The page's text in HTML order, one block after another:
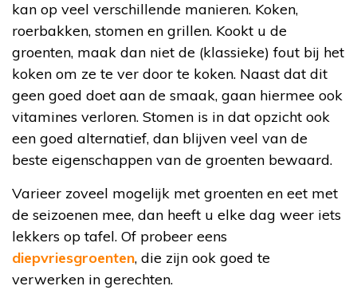
kan op veel verschillende manieren. Koken,
roerbakken, stomen en grillen. Kookt u de
groenten, maak dan niet de (klassieke) fout bij het
koken om ze te ver door te koken. Naast dat dit
geen goed doet aan de smaak, gaan hiermee ook
vitamines verloren. Stomen is in dat opzicht ook
een goed alternatief, dan blijven veel van de
beste eigenschappen van de groenten bewaard.
Varieer zoveel mogelijk met groenten en eet met
de seizoenen mee, dan heeft u elke dag weer iets
lekkers op tafel. Of probeer eens
diepvriesgroenten, die zijn ook goed te
verwerken in gerechten.